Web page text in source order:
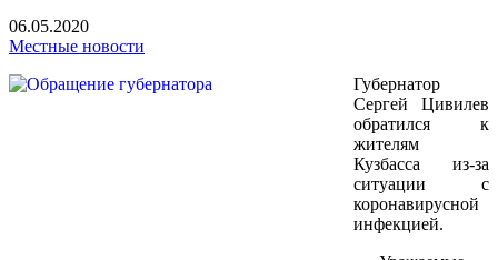
06.05.2020
Местные новости
Губернатор
Сергей Цивилев
обратился к
жителям
Кузбасса из-за
ситуации с
коронавирусной
инфекцией.